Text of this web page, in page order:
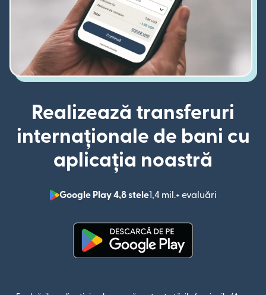
Realizează transferuri
internaționale de bani cu
aplicația noastră
Google Play 4,8 stele1,4 mil.+ evaluări
(se